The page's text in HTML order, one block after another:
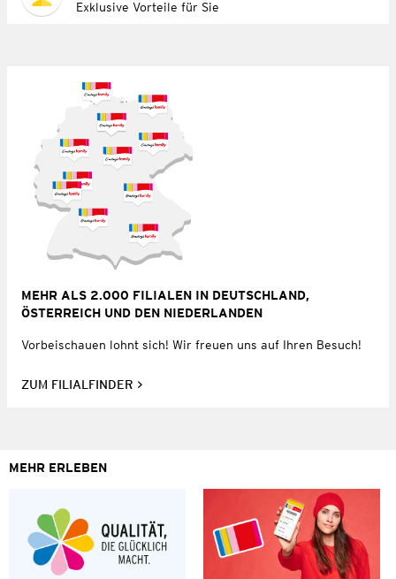
Exklusive Vorteile für Sie
MEHR ALS 2.000 FILIALEN IN DEUTSCHLAND,
ÖSTERREICH UND DEN NIEDERLANDEN
Vorbeischauen lohnt sich! Wir freuen uns auf Ihren Besuch!
ZUM FILIALFINDER
MEHR ERLEBEN